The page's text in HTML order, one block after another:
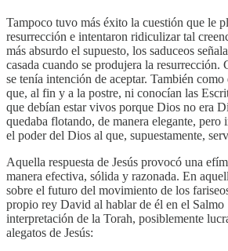
Tampoco tuvo más éxito la cuestión que le
resurrección e intentaron ridiculizar tal
más absurdo el supuesto, los saduceos
casada cuando se produjera la
se tenía intención de aceptar. También
que, al fin y a la postre, ni conocían las
que debían estar vivos porque Dios no era
quedaba flotando, de manera elegante,
el poder del Dios al que, supuestamente,
Aquella respuesta de Jesús provocó una
manera efectiva, sólida y razonada. En
sobre el futuro del movimiento de los
propio rey David al hablar de él en el
interpretación de la Torah, posiblemente
alegatos de Jesús: